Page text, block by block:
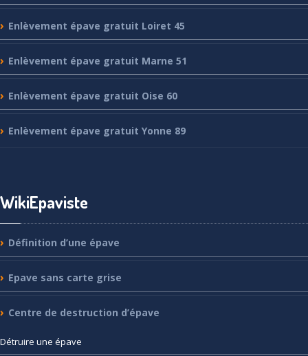
Enlèvement épave gratuit Loiret 45
Enlèvement épave gratuit Marne 51
Enlèvement épave gratuit Oise 60
Enlèvement épave gratuit Yonne 89
WikiEpaviste
Définition d’une épave
Epave sans carte grise
Centre de destruction d’épave
Détruire une épave